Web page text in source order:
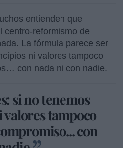
entienden que
centro-reformismo de
La fórmula parece ser
ni valores tampoco
con nada ni con nadie.
si no tenemos
tampoco
con